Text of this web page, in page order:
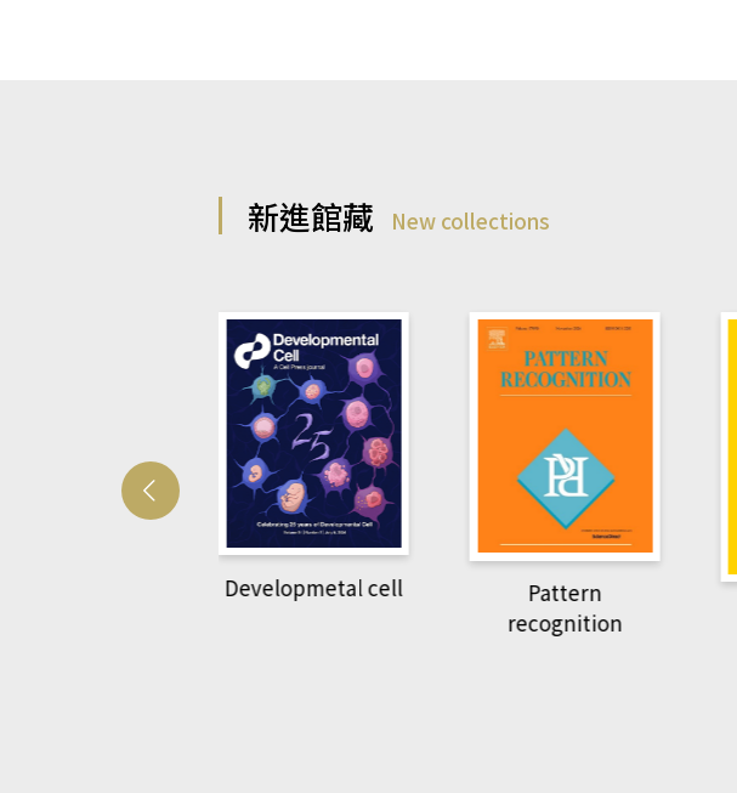
新進館藏 New collections
Developmetal cell
Pattern
recognition